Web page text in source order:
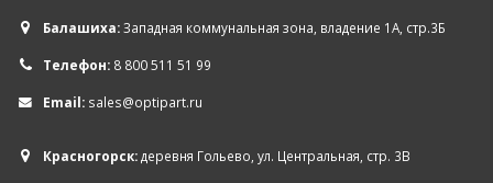
Балашиха:Западная коммунальная зона, владение 1А, стр.3Б
Телефон: 8 800 511 51 99
Email: sales@optipart.ru
Красногорск:деревня Гольево, ул. Центральная, стр. 3В